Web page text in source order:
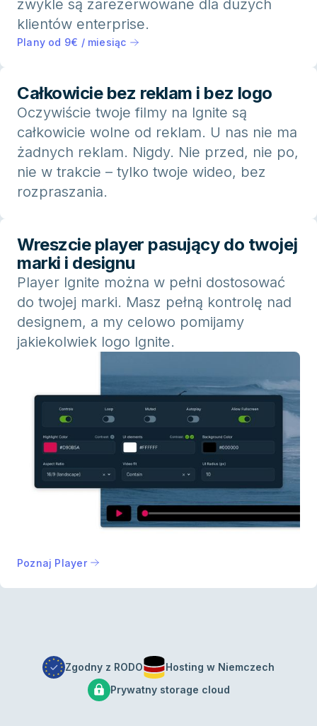
zwykle są zarezerwowane dla dużych
klientów enterprise.
Plany od 9€ / miesiąc
Całkowicie bez reklam i bez logo
Oczywiście twoje filmy na Ignite są
całkowicie wolne od reklam. U nas nie ma
żadnych reklam. Nigdy. Nie przed, nie po,
nie w trakcie – tylko twoje wideo, bez
rozpraszania.
Wreszcie player pasujący do twojej
marki i designu
Player Ignite można w pełni dostosować
do twojej marki. Masz pełną kontrolę nad
designem, a my celowo pomijamy
jakiekolwiek logo Ignite.
Poznaj Player
Zgodny z RODO
Hosting w Niemczech
Prywatny storage cloud